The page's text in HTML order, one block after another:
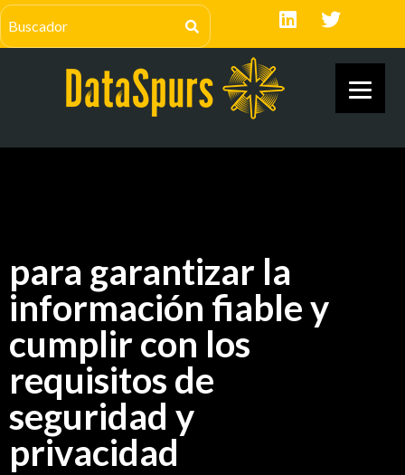
para garantizar la
información fiable y
cumplir con los
requisitos de
seguridad y
privacidad